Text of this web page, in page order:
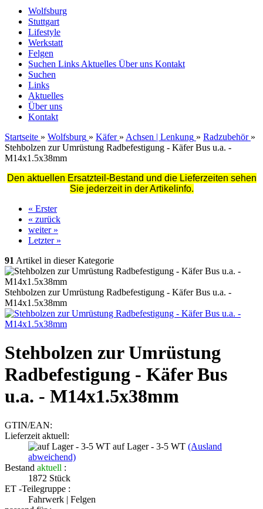
Wolfsburg
Stuttgart
Lifestyle
Werkstatt
Felgen
Suchen Links Aktuelles Über uns Kontakt
Suchen
Links
Aktuelles
Über uns
Kontakt
Startseite » Wolfsburg » Käfer » Achsen | Lenkung » Radzubehör »
Stehbolzen zur Umrüstung Radbefestigung - Käfer Bus u.a. -
M14x1.5x38mm
Den aktuellen Ersatzteil-Bestand und die Lieferzeiten sehen
Sie jederzeit in der Artikelinfo.
« Erster
« zurück
weiter »
Letzter »
91 Artikel in dieser Kategorie
Stehbolzen zur Umrüstung Radbefestigung - Käfer Bus u.a. -
M14x1.5x38mm
Stehbolzen zur Umrüstung
Radbefestigung - Käfer Bus
u.a. - M14x1.5x38mm
GTIN/EAN:
Lieferzeit aktuell:
auf Lager - 3-5 WT (Ausland
abweichend)
Bestand aktuell :
1872 Stück
ET -Teilegruppe :
Fahrwerk | Felgen